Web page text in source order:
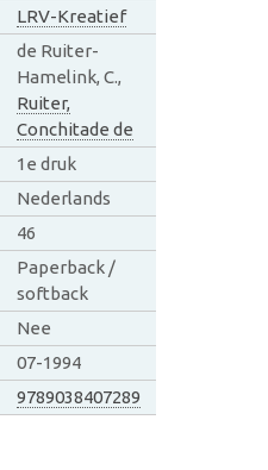
LRV-Kreatief
de Ruiter-
Hamelink, C.,
Ruiter,
Conchitade de
1e druk
Nederlands
46
Paperback /
softback
Nee
07-1994
9789038407289